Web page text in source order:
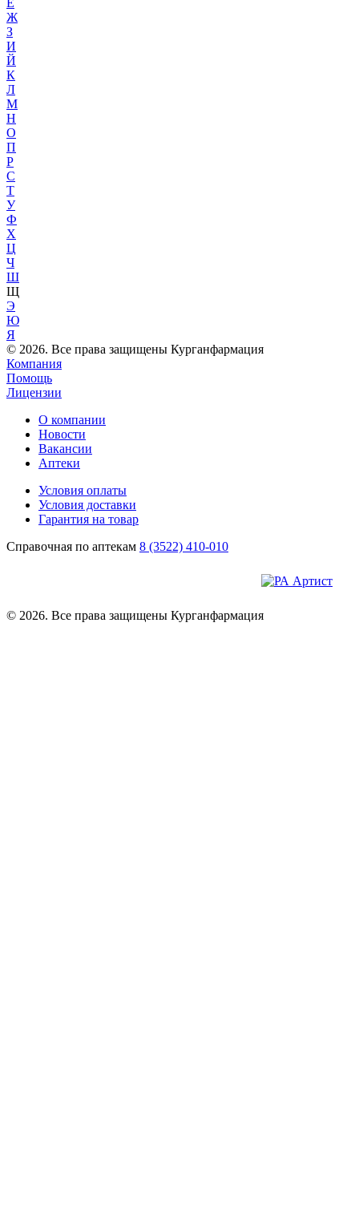
Ж
З
И
Й
К
Л
М
Н
О
П
Р
С
Т
У
Ф
Х
Ц
Ч
Ш
Щ
Э
Ю
Я
© 2026. Все права защищены Курганфармация
Компания
Помощь
Лицензии
О компании
Новости
Вакансии
Аптеки
Условия оплаты
Условия доставки
Гарантия на товар
Справочная по аптекам 8 (3522) 410-010
© 2026. Все права защищены Курганфармация